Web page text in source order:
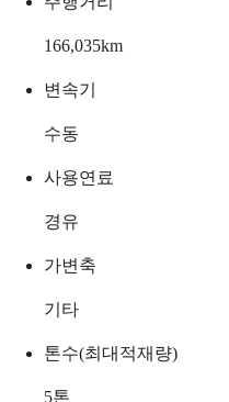
166,035km
변속기
수동
사용연료
경유
가변축
기타
톤수(최대적재량)
5톤